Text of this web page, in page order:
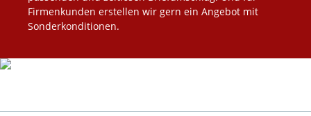
Firmenkunden erstellen wir gern ein Angebot mit
Sonderkonditionen.